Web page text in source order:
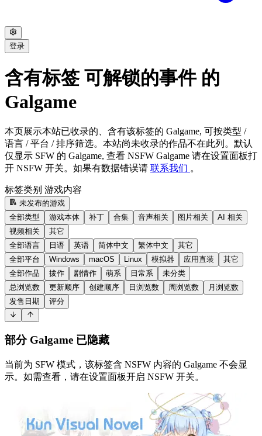
登录
含有标签 可解锁的事件 的
Galgame
本页展示本站已收录的、含有该标签的 Galgame, 可按类型 /
语言 / 平台 / 排序筛选。本站尚未收录的作品不在此列。默认
仅显示 SFW 的 Galgame, 查看 NSFW Galgame 请在设置面板打
开 NSFW 开关。如果有数据错误请 联系我们 。
标签类别 游戏内容
未发布的游戏
全部类型
游戏本体 补丁 合集 音声相关 图片相关
AI 相关
视频相关
其它
全部语言
日语 英语 简体中文 繁体中文
其它
全部平台
Windows macOS Linux 模拟器 应用直装
其它
全部作品
拔作 剧情作 萌系 日常系
未分类
总浏览数
更新顺序 创建顺序 日浏览数 周浏览数
月浏览数
发售日期
评分
部分 Galgame 已隐藏
当前为 SFW 模式，该标签含 NSFW 内容的 Galgame 不会显
示。如需查看，请在设置面板开启 NSFW 开关。